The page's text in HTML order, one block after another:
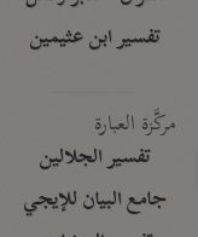
تفسير ابن عثيمين
مركَّزة العبارة
تفسير الجلالين
جامع البيان للإيجي